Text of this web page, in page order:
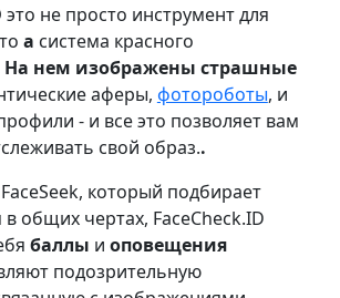
это не просто инструмент для
a система красного
На нем изображены страшные
аферы, фотороботы, и
- и все это позволяет вам
свой образ..
который подбирает
общих чертах, FaceCheck.ID
баллы и оповещения
подозрительную